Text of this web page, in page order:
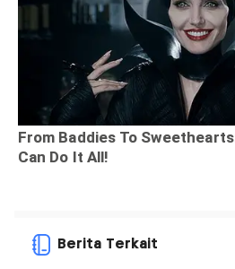
Berita Terkait